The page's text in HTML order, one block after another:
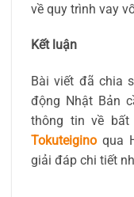
về quy trình vay
Kết luận
Bài viết đã chia
động Nhật Bản
thông tin về
Tokuteigino qua
giải đáp chi tiết